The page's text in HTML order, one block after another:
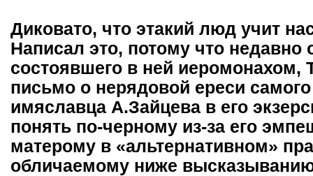
Диковато, что этакий люд учит
Написал это, потому что недавно
состоявшего в ней иеромонахом,
письмо о нерядовой ереси
имяславца А.Зайцева в его
понять по-черному из-за его
матерому в «альтернативном»
обличаемому ниже